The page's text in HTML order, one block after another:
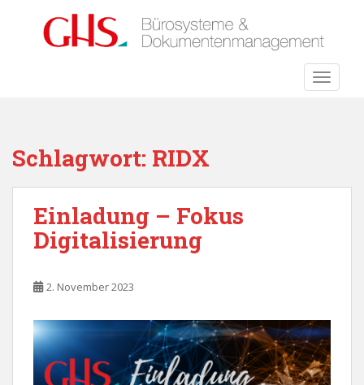
Schlagwort: RIDX
Einladung – Fokus
Digitalisierung
2. November 2023